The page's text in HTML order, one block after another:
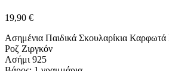
19,90 €
Ασημένια Παιδικά Σκουλαρίκια
Ροζ Ζιργκόν
Ασήμι 925